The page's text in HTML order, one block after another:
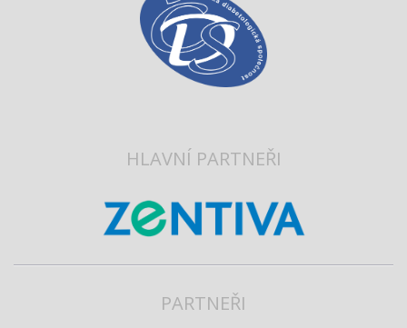
HLAVNÍ PARTNEŘI
PARTNEŘI